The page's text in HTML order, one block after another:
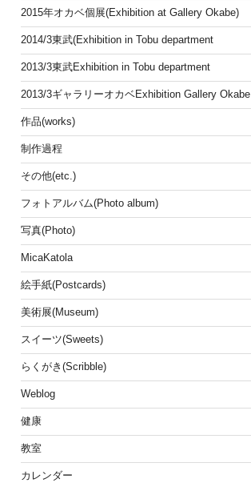
2015年オカベ個展(Exhibition at Gallery Okabe)
2014/3東武(Exhibition in Tobu department
2013/3東武Exhibition in Tobu department
2013/3ギャラリーオカベExhibition Gallery Okabe
作品(works)
制作過程
その他(etc.)
フォトアルバム(Photo album)
写真(Photo)
MicaKatola
絵手紙(Postcards)
美術展(Museum)
スイーツ(Sweets)
らくがき(Scribble)
Weblog
健康
教室
カレンダー